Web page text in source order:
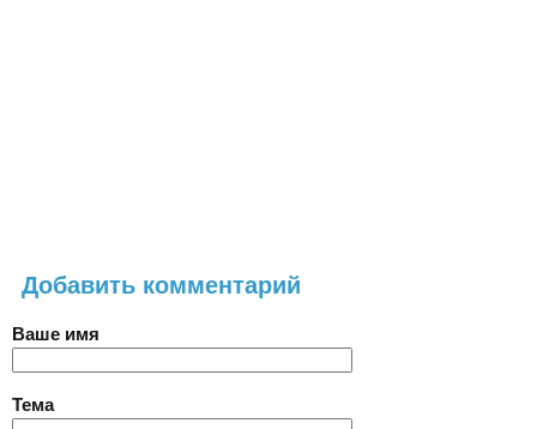
Добавить комментарий
Ваше имя
Тема